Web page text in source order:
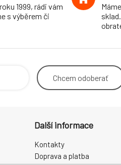
1999, rádi vám
s výběrem či
Chcem odoberať
Další informace
Kontakty
Doprava a platba